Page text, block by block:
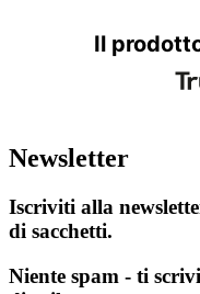
Il
Newsletter
Iscriviti alla
di sacchetti.
Niente spam - ti